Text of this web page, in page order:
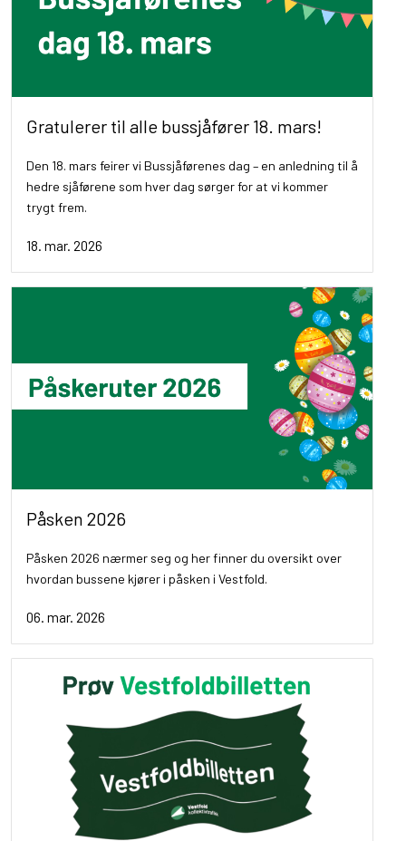
Gratulerer til alle bussjåfører 18. mars!
Den 18. mars feirer vi Bussjåførenes dag – en anledning til å
hedre sjåførene som hver dag sørger for at vi kommer
trygt frem.
18. mar. 2026
Påsken 2026
Påsken 2026 nærmer seg og her finner du oversikt over
hvordan bussene kjører i påsken i Vestfold.
06. mar. 2026